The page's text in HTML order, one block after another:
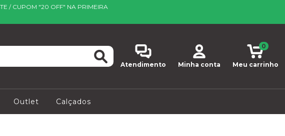
/ CUPOM "20 OFF" NA PRIMEIRA
Atendimento Minha conta Meu carrinho
0
Outlet Calçados